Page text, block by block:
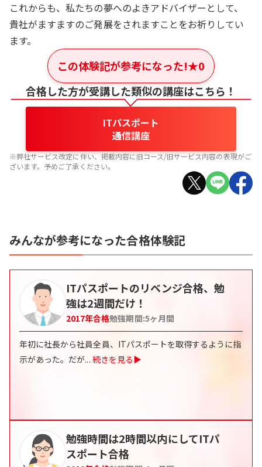
これからも、私たちの夢へのよきアドバイザーとして、
貴社がますますのご発展をされますことをお祈りしてい
ます。
この体験記が参考になった!★0
合格した方が受講した類似の講座はこちら！
ITパスポート
通信講座
※弊社サービス改定に伴い、掲載内容に旧コース/旧サービス内容の表現がご
ざいます。予めご了承ください。
みんなが参考になった合格体験記
ITパスポートのリベンジ合格、勉
強は2週間だけ！
2017年合格勉強期間:5ヶ月間
年初に社長から社員全員、ITパスポートを取得するように指
示があった。だが... 続きを見る▶
勉強時間は2時間以内にしてITパ
スポート合格